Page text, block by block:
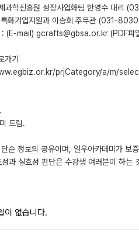
과학진흥원 성장사업화팀 한영수 대리
화기업지원과 이승희 주무관 (031-
(E-mail) gcrafts@gbsa.or.kr (PDF파
가기
prjCategory/a/m/
드림.
순 정보의 공유이며, 일우아카데미가 보
과 실효성 판단은 수강생 여러분이 하는
이 없습니다.